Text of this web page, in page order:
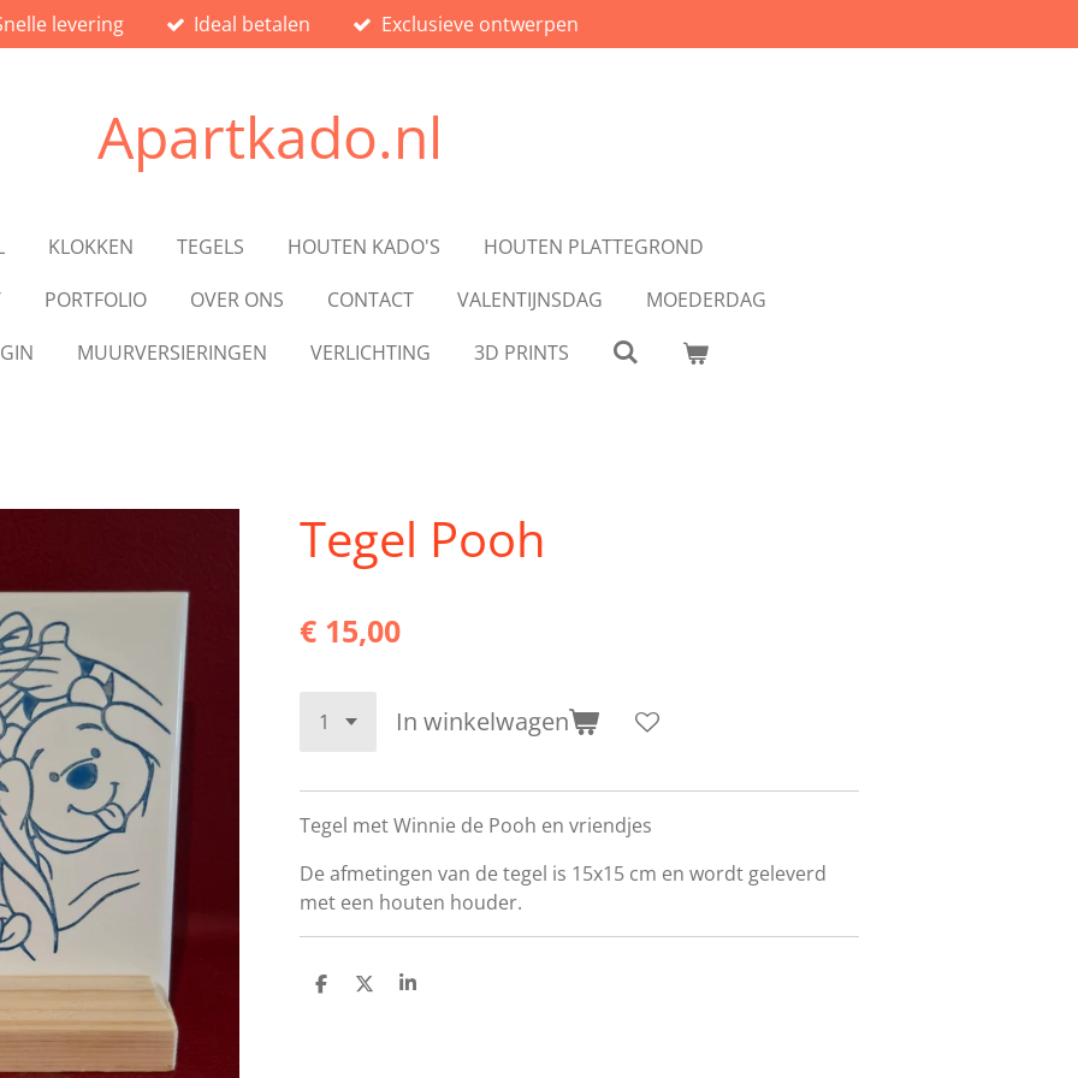
levering Ideal betalen Exclusieve ontwerpen
Apartkado.nl
KLOKKEN TEGELS HOUTEN KADO'S
HOUTEN PLATTEGROND
PORTFOLIO OVER ONS CONTACT VALENTIJNSDAG
MOEDERDAG
MUURVERSIERINGEN VERLICHTING 3D PRINTS
Tegel Pooh
€ 15,00
In winkelwagen
Tegel met Winnie de Pooh en vriendjes
De afmetingen van de tegel is 15x15 cm en wordt geleverd
met een houten houder.
D
D
S